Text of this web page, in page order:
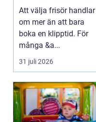
din stil och vardag
Att välja frisör handlar
om mer än att bara
boka en klipptid. För
många &a...
31 juli 2026